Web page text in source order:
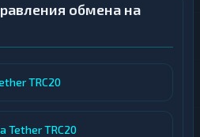
обмена на
TRC20
Tether TRC20